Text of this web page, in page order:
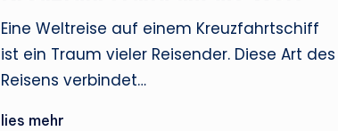
Eine Weltreise auf einem Kreuzfahrtschiff
ist ein Traum vieler Reisender. Diese Art des
Reisens verbindet…
lies mehr